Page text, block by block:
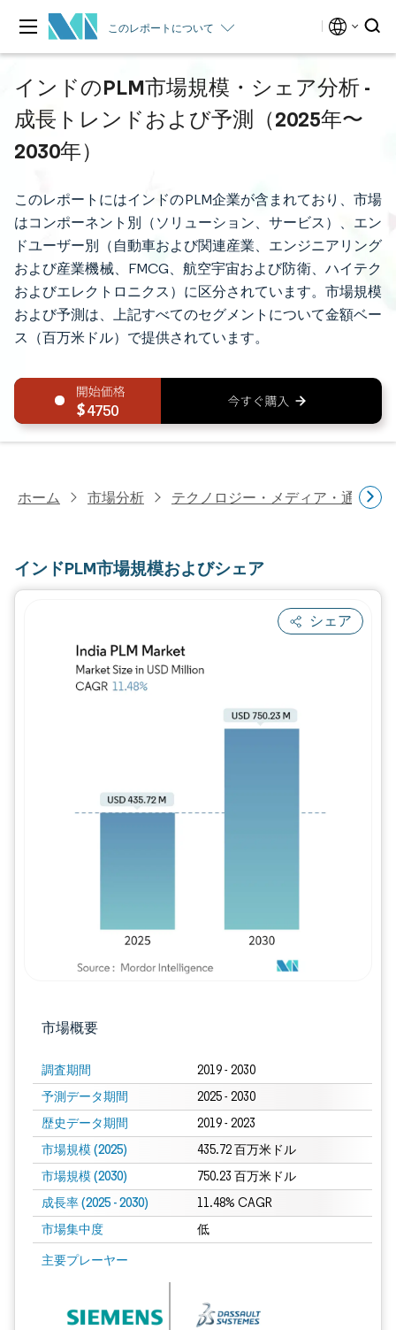
このレポートについて
インドのPLM市場規模・シェア分析 -
成長トレンドおよび予測（2025年〜
2030年）
このレポートにはインドのPLM企業が含まれており、市場
はコンポーネント別（ソリューション、サービス）、エン
ドユーザー別（自動車および関連産業、エンジニアリング
および産業機械、FMCG、航空宇宙および防衛、ハイテク
およびエレクトロニクス）に区分されています。市場規模
および予測は、上記すべてのセグメントについて金額ベー
ス（百万米ドル）で提供されています。
4750
ホーム 市場分析 テクノロジー・メディア・通信研
インドPLM市場規模およびシェア
シェア
市場概要
調査期間 2019 - 2030
予測データ期間 2025 - 2030
歴史データ期間 2019 - 2023
市場規模 (2025) 435.72 百万米ドル
市場規模 (2030) 750.23 百万米ドル
成長率 (2025 - 2030) 11.48% CAGR
市場集中度 低
主要プレーヤー
画像 © Mordor Intelligence。再利用にはCC BY 4.0の表示が必要です。